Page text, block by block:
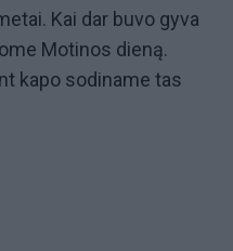
Kai dar buvo gyva
Motinos dieną.
kapo sodiname tas